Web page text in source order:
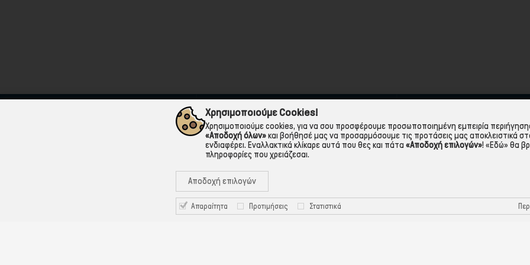
Δωρεάν Μεταφορικά*
ισχύουν όροι & προϋποθέσεις
Δωρεάν
ΠΛΗΡΟΦΟΡΙΕΣ ΧΡΉΣΙΜΑ
Χρησιμοποιούμε Cookies!
Χρησιμοποιούμε cookies, για να σου προσφέρουμε προσωποποιημένη εμπειρία
«Αποδοχή όλων»και βοήθησέ μας να προσαρμόσουμε τις προτάσεις μας αποκλειστικά
ενδιαφέρει. Εναλλακτικά κλίκαρε αυτά που θες και πάτα «Αποδοχή επιλογών»! «Εδώ» θα
πληροφορίες που χρειάζεσαι.
Αποδοχή επιλογών
Απαραίτητα Προτιμήσεις Στατιστικά